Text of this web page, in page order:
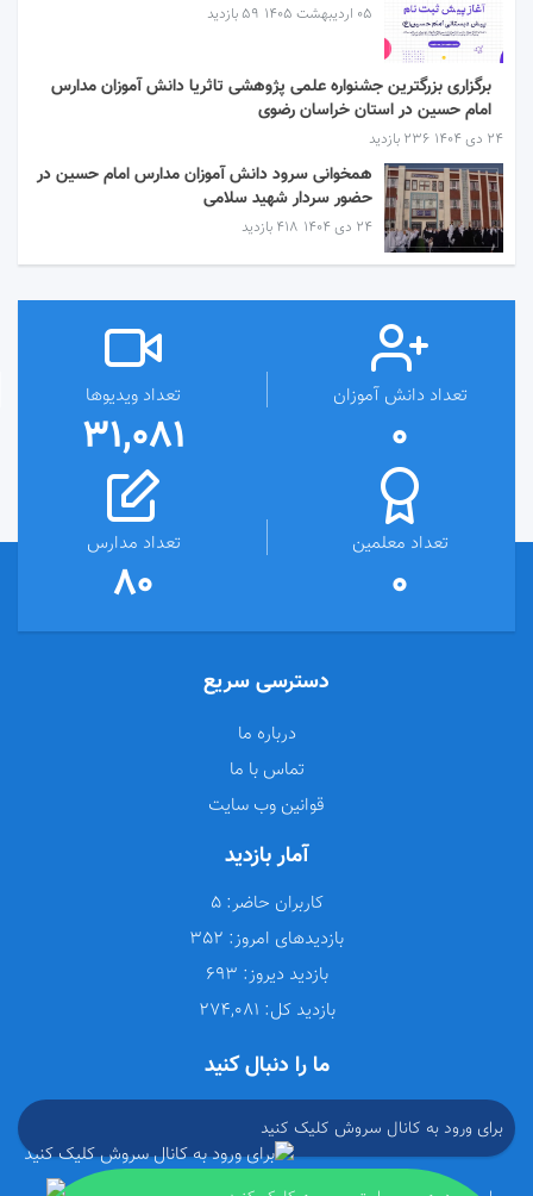
۰۵ اردیبهشت ۱۴۰۵ 59 بازدید
برگزاری بزرگترین جشنواره علمی پژوهشی تاثریا دانش آموزان مدارس
امام حسین در استان خراسان رضوی
۲۴ دی ۱۴۰۴ 236 بازدید
همخوانی سرود دانش آموزان مدارس امام حسین در
حضور سردار شهید سلامی
۲۴ دی ۱۴۰۴ 418 بازدید
تعداد دانش آموزان
0
تعداد ویدیوها
31,081
تعداد معلمین
0
تعداد مدارس
80
دسترسی سریع
درباره ما
تماس با ما
قوانین وب سایت
آمار بازدید
کاربران حاضر: 5
بازدیدهای امروز:
بازدید دیروز:
بازدید کل:
ما را دنبال کنید
برای ورود به کانال سروش کلیک کنید